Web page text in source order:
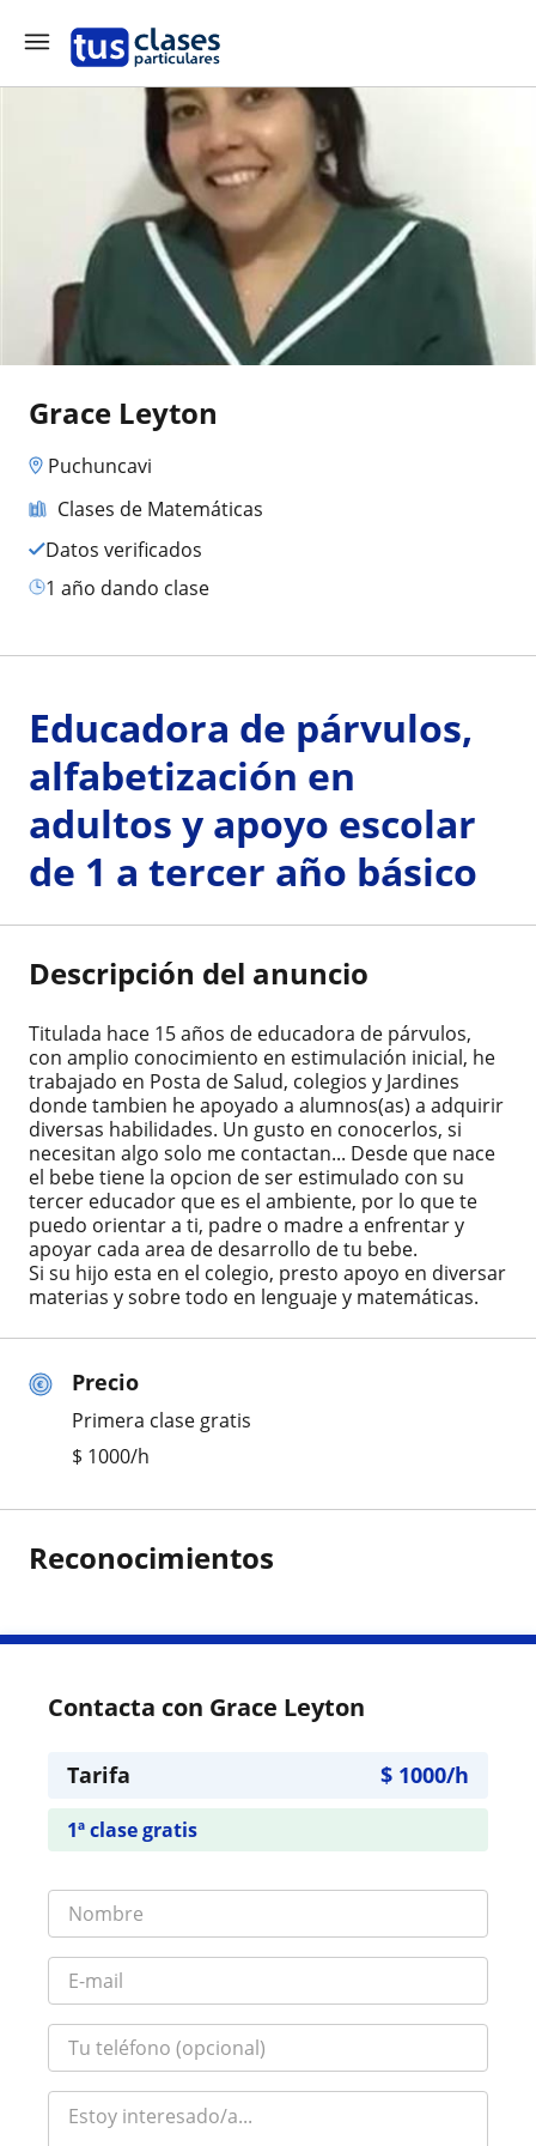
Grace Leyton
Puchuncavi
Clases de Matemáticas
Datos verificados
1 año dando clase
Precio
Primera clase gratis
$ 1000/h
Educadora de párvulos,
alfabetización en
adultos y apoyo escolar
de 1 a tercer año básico
Descripción del anuncio
Titulada hace 15 años de educadora de párvulos,
con amplio conocimiento en estimulación inicial, he
trabajado en Posta de Salud, colegios y Jardines
donde tambien he apoyado a alumnos(as) a adquirir
diversas habilidades. Un gusto en conocerlos, si
necesitan algo solo me contactan... Desde que nace
el bebe tiene la opcion de ser estimulado con su
tercer educador que es el ambiente, por lo que te
puedo orientar a ti, padre o madre a enfrentar y
apoyar cada area de desarrollo de tu bebe.
Si su hijo esta en el colegio, presto apoyo en diversar
materias y sobre todo en lenguaje y matemáticas.
Reconocimientos
Contacta con Grace Leyton
Tarifa $ 1000/h
1ª clase gratis